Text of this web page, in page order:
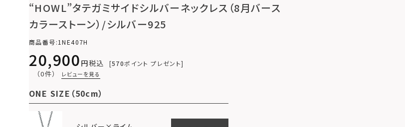
“HOWL”タテガミサイドシルバーネックレス（8月バース
カラーストーン）/シルバー925
商品番号 1NE407H
20,900 税込 570ポイント プレゼント
（0件） レビューを見る
ONE SIZE（50cm）